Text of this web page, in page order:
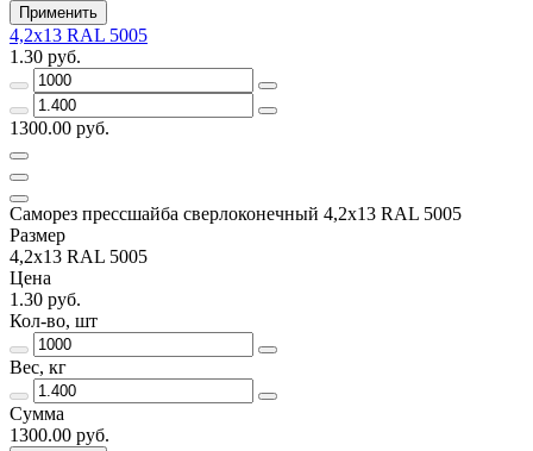
Применить
4,2х13 RAL 5005
1.30 руб.
1300.00 руб.
Саморез прессшайба сверлоконечный 4,2х13 RAL 5005
Размер
4,2х13 RAL 5005
Цена
1.30 руб.
Кол-во, шт
Вес, кг
Сумма
1300.00 руб.